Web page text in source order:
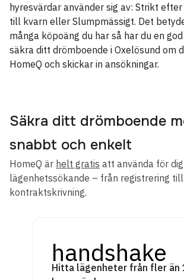
hyresvärdar använder sig av: Strikt
till kvarn eller Slumpmässigt. Det
många köpoäng du har så har du en
säkra ditt drömboende i Oxelösund om
HomeQ och skickar in ansökningar.
Säkra ditt drömboende
snabbt och enkelt
HomeQ är helt gratis att använda för
lägenhetssökande – från registrering till
kontraktskrivning.
handshake
Hitta lägenheter från fler än